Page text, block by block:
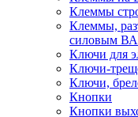
Клеммы
Клеммы,
силовым ВА
Ключи для
Ключи-
Ключи,
Кнопки
Кнопки